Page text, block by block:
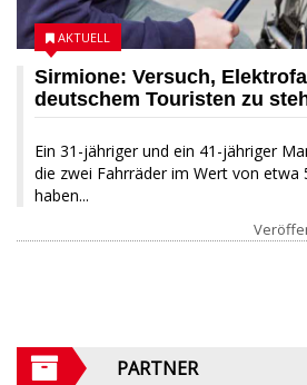
Sirmione: Versuch,
deutschem Touristen zu
Ein 31-jähriger und ein 41-jähriger
die zwei Fahrräder im Wert von etwa
haben...
AKTUELL
PARTNER